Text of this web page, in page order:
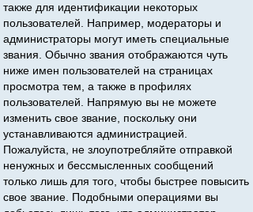
также для идентификации некоторых
пользователей. Например, модераторы и
администраторы могут иметь специальные
звания. Обычно звания отображаются чуть
ниже имен пользователей на страницах
просмотра тем, а также в профилях
пользователей. Напрямую вы не можете
изменить свое звание, поскольку они
устанавливаются администрацией.
Пожалуйста, не злоупотребляйте отправкой
ненужных и бессмысленных сообщений
только лишь для того, чтобы быстрее повысить
свое звание. Подобными операциями вы